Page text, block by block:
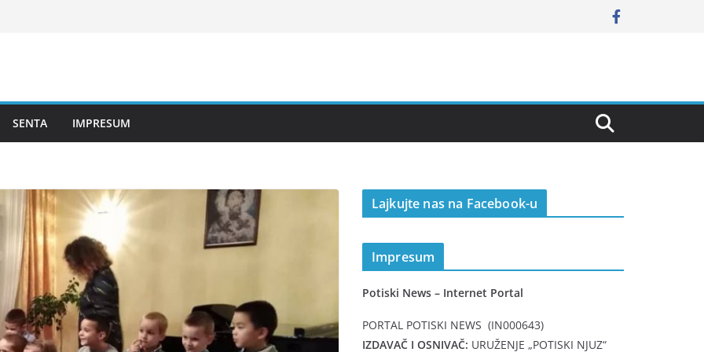
SENTA IMPRESUM
Lajkujte nas na Facebook-u
Impresum
Potiski News – Internet Portal
PORTAL POTISKI NEWS (IN000643)
IZDAVAČ I OSNIVAČ: URUŽENJE „POTISKI NJUZ“